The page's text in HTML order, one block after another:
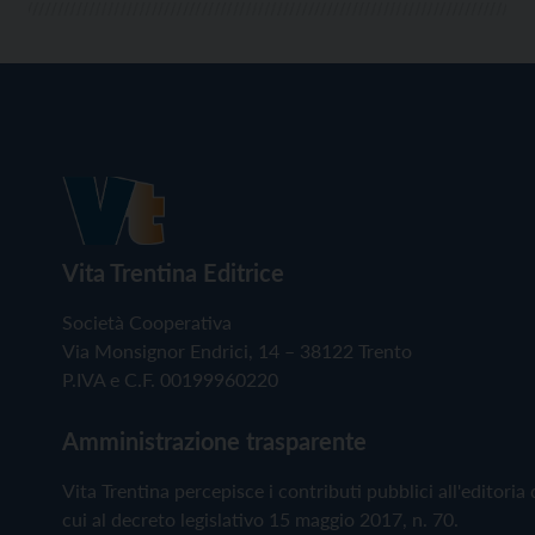
Vita Trentina Editrice
Società Cooperativa
Via Monsignor Endrici, 14 – 38122 Trento
P.IVA e C.F. 00199960220
Amministrazione trasparente
Vita Trentina percepisce i contributi pubblici all'editoria
cui al decreto legislativo 15 maggio 2017, n. 70.